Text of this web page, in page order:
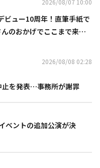
2026/08/07 10:00
ビュー10周年！直筆手紙で
のおかげでここまで来ら
2026/08/08 02:28
止を発表…事務所が謝罪
ベントの追加公演が決